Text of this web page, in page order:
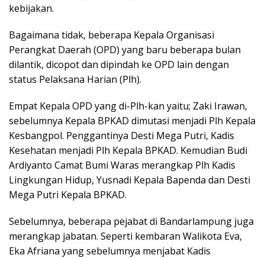
kebijakan.
Bagaimana tidak, beberapa Kepala Organisasi
Perangkat Daerah (OPD) yang baru beberapa bulan
dilantik, dicopot dan dipindah ke OPD lain dengan
status Pelaksana Harian (Plh).
Empat Kepala OPD yang di-Plh-kan yaitu; Zaki Irawan,
sebelumnya Kepala BPKAD dimutasi menjadi Plh Kepala
Kesbangpol. Penggantinya Desti Mega Putri, Kadis
Kesehatan menjadi Plh Kepala BPKAD. Kemudian Budi
Ardiyanto Camat Bumi Waras merangkap Plh Kadis
Lingkungan Hidup, Yusnadi Kepala Bapenda dan Desti
Mega Putri Kepala BPKAD.
Sebelumnya, beberapa pejabat di Bandarlampung juga
merangkap jabatan. Seperti kembaran Walikota Eva,
Eka Afriana yang sebelumnya menjabat Kadis